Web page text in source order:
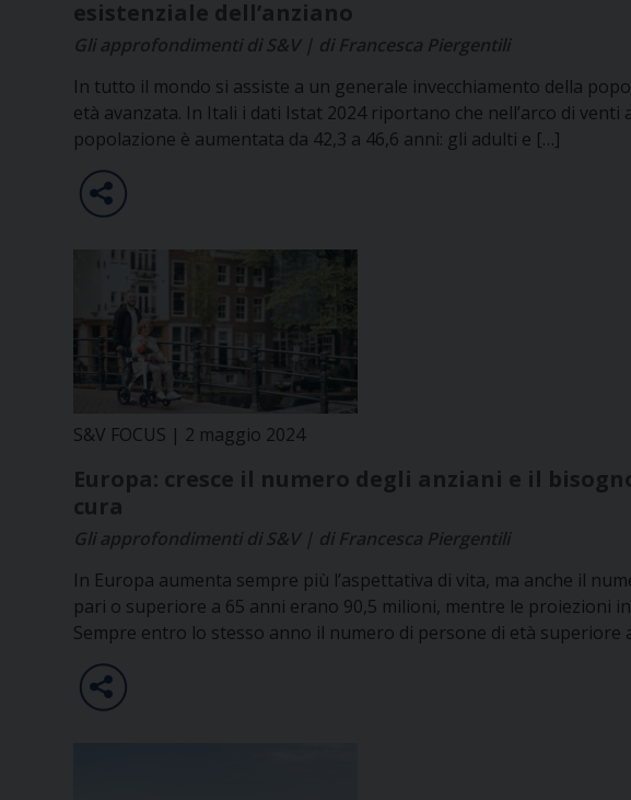
esistenziale dell’anziano
Gli approfondimenti di S&V | di Francesca Piergentili
In tutto il mondo si assiste a un generale invecchiamento della
età avanzata. In Itali i dati Istat 2024 riportano che nell’arco di venti
popolazione è aumentata da 42,3 a 46,6 anni: gli adulti e […]
S&V FOCUS | 2 maggio 2024
Europa: cresce il numero degli anziani e il
cura
Gli approfondimenti di S&V | di Francesca Piergentili
In Europa aumenta sempre più l’aspettativa di vita, ma anche il
pari o superiore a 65 anni erano 90,5 milioni, mentre le proiezioni
Sempre entro lo stesso anno il numero di persone di età superiore